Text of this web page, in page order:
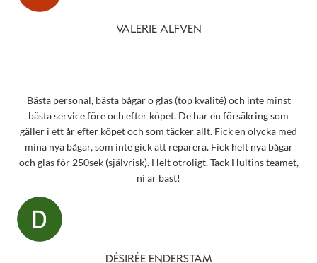
VALERIE ALFVEN
Bästa personal, bästa bågar o glas (top kvalité) och inte minst
bästa service före och efter köpet. De har en försäkring som
gäller i ett år efter köpet och som täcker allt. Fick en olycka med
mina nya bågar, som inte gick att reparera. Fick helt nya bågar
och glas för 250sek (självrisk). Helt otroligt. Tack Hultins teamet,
ni är bäst!
DÉSIRÉE ENDERSTAM